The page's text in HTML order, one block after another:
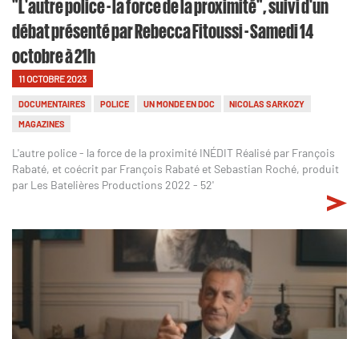
"L'autre police - la force de la proximité", suivi d'un
débat présenté par Rebecca Fitoussi - Samedi 14
octobre à 21h
11 OCTOBRE 2023
DOCUMENTAIRES POLICE UN MONDE EN DOC
NICOLAS SARKOZY
MAGAZINES
L'autre police - la force de la proximité INÉDIT Réalisé par François
Rabaté, et coécrit par François Rabaté et Sebastian Roché, produit
par Les Batelières Productions 2022 - 52'